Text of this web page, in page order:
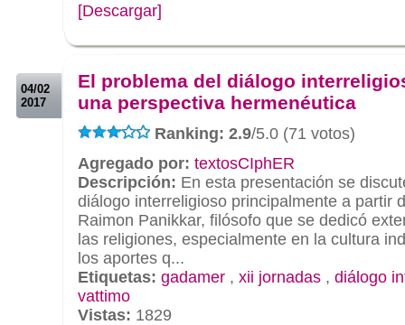
[Descargar]
04/02
2017
El problema del diálogo
una perspectiva hermenéutica
Ranking: 2.9/5.0 (71 votos)
Agregado por: textosCIphER
Descripción: En esta presentación se
diálogo interreligioso principalmente a partir
Raimon Panikkar, filósofo que se dedicó
las religiones, especialmente en la cultura
los aportes q...
Etiquetas: gadamer , xii jornadas , diálogo
vattimo
Vistas: 1829